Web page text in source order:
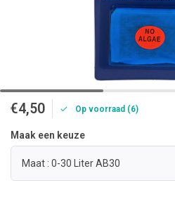
€4,50 Op voorraad (6)
Maak een keuze
Maat : 0-30 Liter AB30